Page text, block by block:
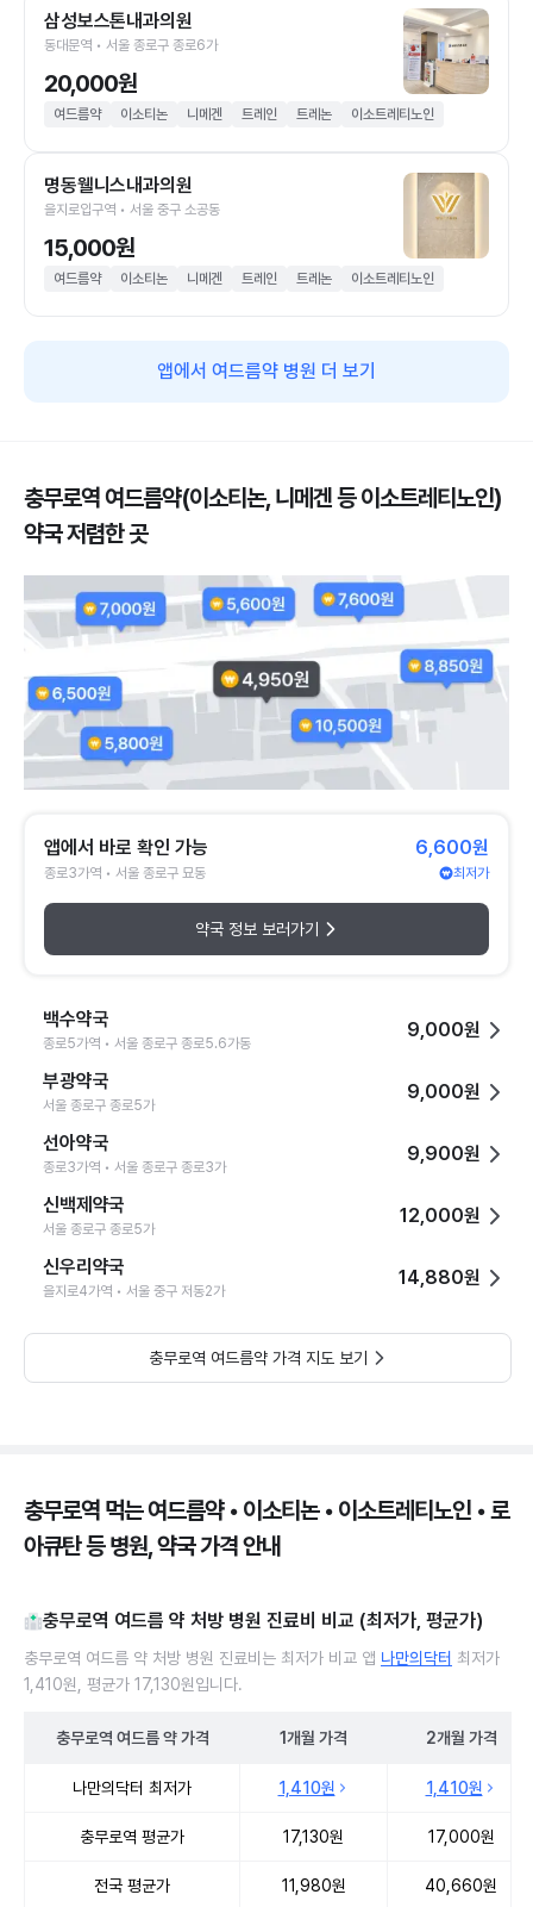
삼성보스톤내과의원
동대문역 • 서울 종로구 종로6가
20,000원
여드름약 이소티논 니메겐 트레인 트레논 이소트레티노인
명동웰니스내과의원
을지로입구역 • 서울 중구 소공동
15,000원
여드름약 이소티논 니메겐 트레인 트레논 이소트레티노인
앱에서 여드름약 병원 더 보기
충무로역 여드름약(이소티논, 니메겐 등 이소트레티노인)
약국 저렴한 곳
앱에서 바로 확인 가능
종로3가역 • 서울 종로구 묘동
6,600원
최저가
약국 정보 보러가기
백수약국
종로5가역 • 서울 종로구 종로5.6가동
9,000원
부광약국
서울 종로구 종로5가
9,000원
선아약국
종로3가역 • 서울 종로구 종로3가
9,900원
신백제약국
서울 종로구 종로5가
12,000원
신우리약국
을지로4가역 • 서울 중구 저동2가
14,880원
충무로역 여드름약 가격 지도 보기
충무로역 먹는 여드름약 • 이소티논 • 이소트레티노인 • 로
아큐탄 등 병원, 약국 가격 안내
충무로역 여드름 약 처방 병원 진료비 비교 (최저가, 평균가)
충무로역 여드름 약 처방 병원 진료비는 최저가 비교 앱 나만의닥터 최저가
1,410원, 평균가 17,130원입니다.
충무로역 여드름 약가격 1개월 가격 2개월 가격
나만의닥터 최저가 1,410원 1,410원
충무로역 평균가 17,130원 17,000원
전국 평균가 11,980원 40,660원